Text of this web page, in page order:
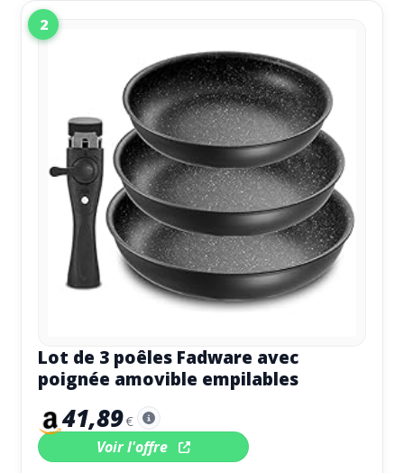
2
Lot de 3 poêles Fadware avec
poignée amovible empilables
41,89€
Voir l'offre